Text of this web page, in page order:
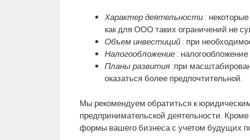
Характер деятельности :
как для ООО таких ограничений не
Объем инвестиций : при
Налогообложение :
Планы развития :при
оказаться более предпочтительной.
Мы рекомендуем обратиться к
предпринимательской деятельности.
формы вашего бизнеса с учетом будущих